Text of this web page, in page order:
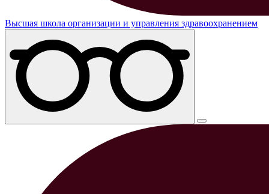
Высшая школа организации и управления здравоохранением